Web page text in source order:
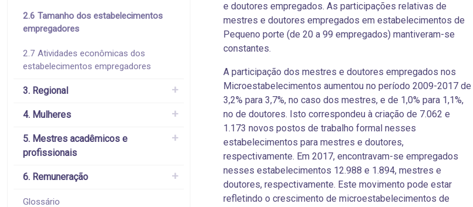
2.6 Tamanho dos estabelecimentos
empregadores
2.7 Atividades econômicas dos
estabelecimentos empregadores
3. Regional
4. Mulheres
5. Mestres acadêmicos e
profissionais
6. Remuneração
Glossário
e doutores empregados. As participações relativas de
mestres e doutores empregados em estabelecimentos de
Pequeno porte (de 20 a 99 empregados) mantiveram-se
constantes.
A participação dos mestres e doutores empregados nos
Microestabelecimentos aumentou no período 2009-2017 de
3,2% para 3,7%, no caso dos mestres, e de 1,0% para 1,1%,
no de doutores. Isto correspondeu à criação de 7.062 e
1.173 novos postos de trabalho formal nesses
estabelecimentos para mestres e doutores,
respectivamente. Em 2017, encontravam-se empregados
nesses estabelecimentos 12.988 e 1.894, mestres e
doutores, respectivamente. Este movimento pode estar
refletindo o crescimento de microestabelecimentos de